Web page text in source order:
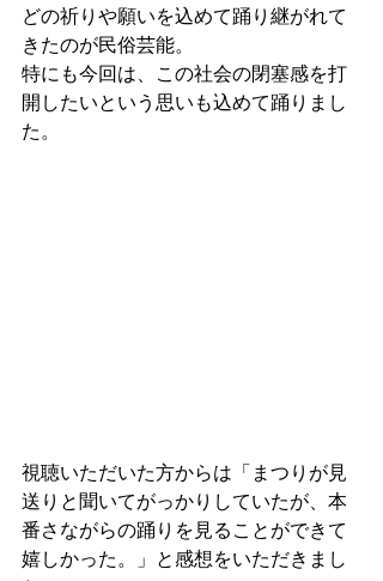
どの祈りや願いを込めて踊り継がれて
きたのが民俗芸能。
特にも今回は、この社会の閉塞感を打
開したいという思いも込めて踊りまし
た。
視聴いただいた方からは「まつりが見
送りと聞いてがっかりしていたが、本
番さながらの踊りを見ることができて
嬉しかった。」と感想をいただきまし